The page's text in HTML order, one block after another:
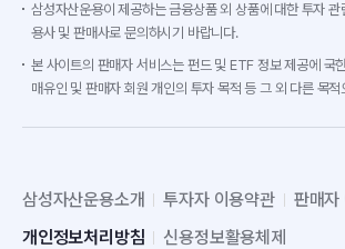
삼성자산운용이 제공하는 금융상품 외 상품에 대한 투자
용사 및 판매사로 문의하시기 바랍니다.
본 사이트의 판매자 서비스는 펀드 및 ETF 정보 제공에 국
매유인 및 판매자 회원 개인의 투자 목적 등 그 외 다른 목
삼성자산운용소개 투자자 이용약관
판매자
개인정보처리방침
신용정보활용체제